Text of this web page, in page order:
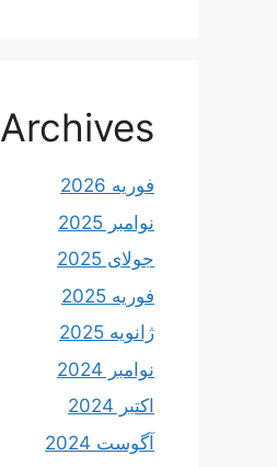
Archives
فوریه 2026
نوامبر 2025
جولای 2025
فوریه 2025
ژانویه 2025
نوامبر 2024
اکتبر 2024
آگوست 2024